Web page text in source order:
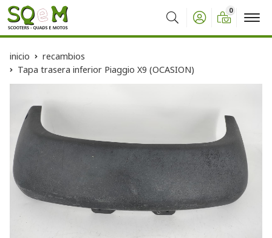
Buscar
0
inicio
recambios
Tapa trasera inferior Piaggio X9 (OCASION)